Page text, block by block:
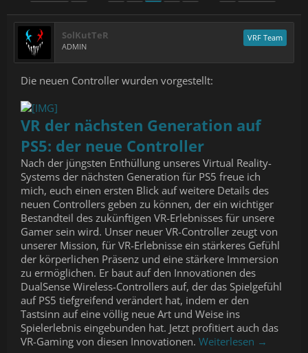
SolKutTeR
ADMIN
VRF Team
Die neuen Controller wurden vorgestellt:
VR der nächsten Generation auf
PS5: der neue Controller
Nach der jüngsten Enthüllung unseres Virtual Reality-
Systems der nächsten Generation für PS5 freue ich
mich, euch einen ersten Blick auf weitere Details des
neuen Controllers geben zu können, der ein wichtiger
Bestandteil des zukünftigen VR-Erlebnisses für unsere
Gamer sein wird. Unser neuer VR-Controller zeugt von
unserer Mission, für VR-Erlebnisse ein stärkeres Gefühl
der körperlichen Präsenz und eine stärkere Immersion
zu ermöglichen. Er baut auf den Innovationen des
DualSense Wireless-Controllers auf, der das Spielgefühl
auf PS5 tiefgreifend verändert hat, indem er den
Tastsinn auf eine völlig neue Art und Weise ins
Spielerlebnis eingebunden hat. Jetzt profitiert auch das
VR-Gaming von diesen Innovationen. Weiterlesen →